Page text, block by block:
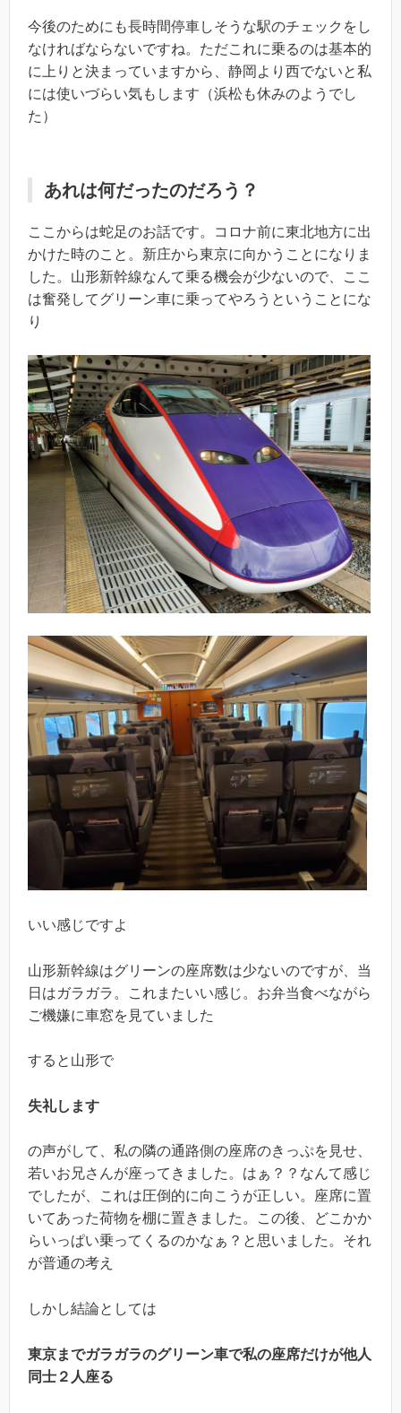
今後のためにも長時間停車しそうな駅のチェックをし
なければならないですね。ただこれに乗るのは基本的
に上りと決まっていますから、静岡より西でないと私
には使いづらい気もします（浜松も休みのようでし
た）
あれは何だったのだろう？
ここからは蛇足のお話です。コロナ前に東北地方に出
かけた時のこと。新庄から東京に向かうことになりま
した。山形新幹線なんて乗る機会が少ないので、ここ
は奮発してグリーン車に乗ってやろうということにな
り
いい感じですよ
山形新幹線はグリーンの座席数は少ないのですが、当
日はガラガラ。これまたいい感じ。お弁当食べながら
ご機嫌に車窓を見ていました
すると山形で
失礼します
の声がして、私の隣の通路側の座席のきっぷを見せ、
若いお兄さんが座ってきました。はぁ？？なんて感じ
でしたが、これは圧倒的に向こうが正しい。座席に置
いてあった荷物を棚に置きました。この後、どこかか
らいっぱい乗ってくるのかなぁ？と思いました。それ
が普通の考え
しかし結論としては
東京までガラガラのグリーン車で私の座席だけが他人
同士２人座る